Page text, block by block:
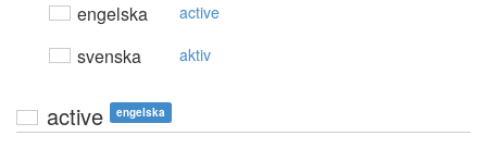
engelska active
svenska aktiv
active engelska